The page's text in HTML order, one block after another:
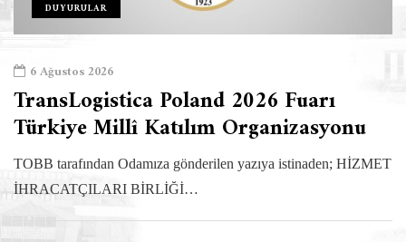
DUYURULAR
6 Ağustos 2026
TransLogistica Poland 2026 Fuarı
Türkiye Millî Katılım Organizasyonu
TOBB tarafından Odamıza gönderilen yazıya istinaden; HİZMET
İHRACATÇILARI BİRLİĞİ…